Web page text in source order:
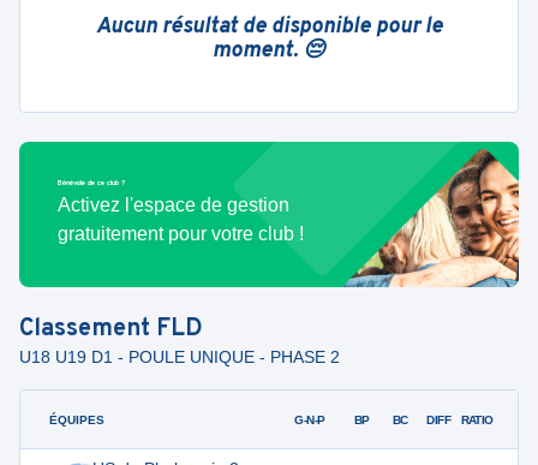
Aucun résultat de disponible pour le
moment. 😔
Bénévole de ce club ?
Activez l'espace de gestion
gratuitement pour votre club !
Classement FLD
U18 U19 D1 - POULE UNIQUE - PHASE 2
ÉQUIPES G-N-P BP BC DIFF RATIO